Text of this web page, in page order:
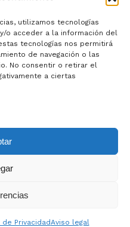
utilizamos tecnologías
o acceder a la información del
tecnologías nos permitirá
de navegación o las
No consentir o retirar el
a ciertas
de PrivacidadAviso legal
del Patrimonio de